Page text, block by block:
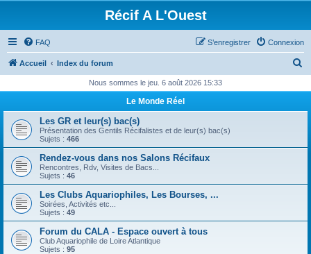
Récif A L'Ouest
FAQ Connexion
S’enregistrer
Accueil Index du forum
h
r
Nous sommes le jeu. 6 août 2026 15:33
Le Monde Réel
Les GR et leur(s) bac(s)
Présentation des Gentils Récifalistes et de leur(s) bac(s)
Sujets : 466
Rendez-vous dans nos Salons Récifaux
Rencontres, Rdv, Visites de Bacs...
Sujets : 46
Les Clubs Aquariophiles, Les Bourses, ...
Soirées, Activités etc...
Sujets : 49
Forum du CALA - Espace ouvert à tous
Club Aquariophile de Loire Atlantique
Sujets : 95